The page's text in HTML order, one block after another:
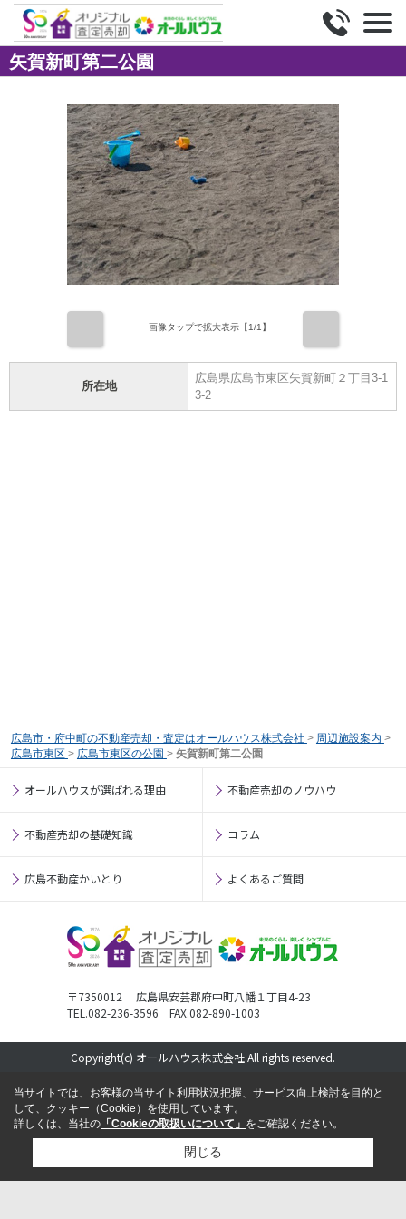
矢賀新町第二公園
画像タップで拡大表示【1/1】
所在地
広島県広島市東区矢賀新町２丁目3-1
3-2
広島市・府中町の不動産売却・査定はオールハウス株式会社 > 周辺施設案内 >
広島市東区 > 広島市東区の公園 > 矢賀新町第二公園
オールハウスが選ばれる理由 不動産売却のノウハウ
不動産売却の基礎知識 コラム
広島不動産かいとり よくあるご質問
〒7350012 広島県安芸郡府中町八幡１丁目4-23
TEL.082-236-3596 FAX.082-890-1003
Copyright(c) オールハウス株式会社 All rights reserved.
当サイトでは、お客様の当サイト利用状況把握、サービス向上検討を目的と
して、クッキー（Cookie）を使用しています。
詳しくは、当社の 「Cookieの取扱いについて」 をご確認ください。
閉じる